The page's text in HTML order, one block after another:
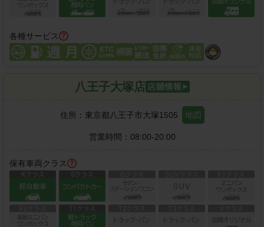
各種サービス
八王子大塚店
住所： 東京都八王子市大塚1505 地図
営業時間： 08:00-20:00
保有車両クラス